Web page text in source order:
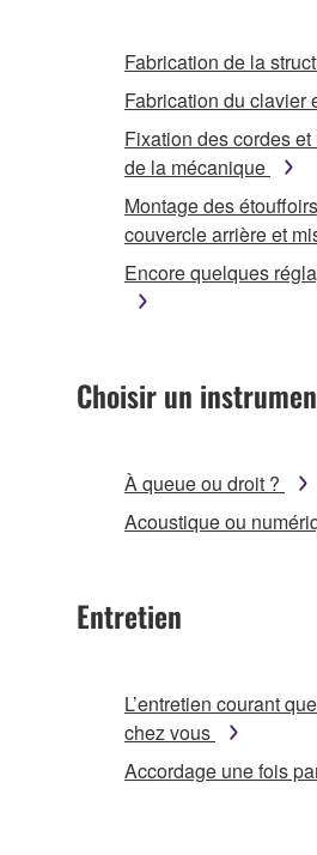
Fabrication de la
Fabrication du clavier
Fixation des cordes
de la mécanique
Montage des
couvercle arrière et
Encore quelques
Choisir un
À queue ou droit ?
Acoustique ou
Entretien
L’entretien courant
chez vous
Accordage une fois